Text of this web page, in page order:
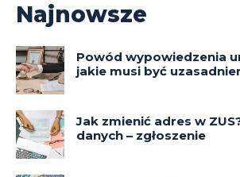
Najnowsze
Powód wypowiedzenia
jakie musi być
Jak zmienić adres w
danych – zgłoszenie